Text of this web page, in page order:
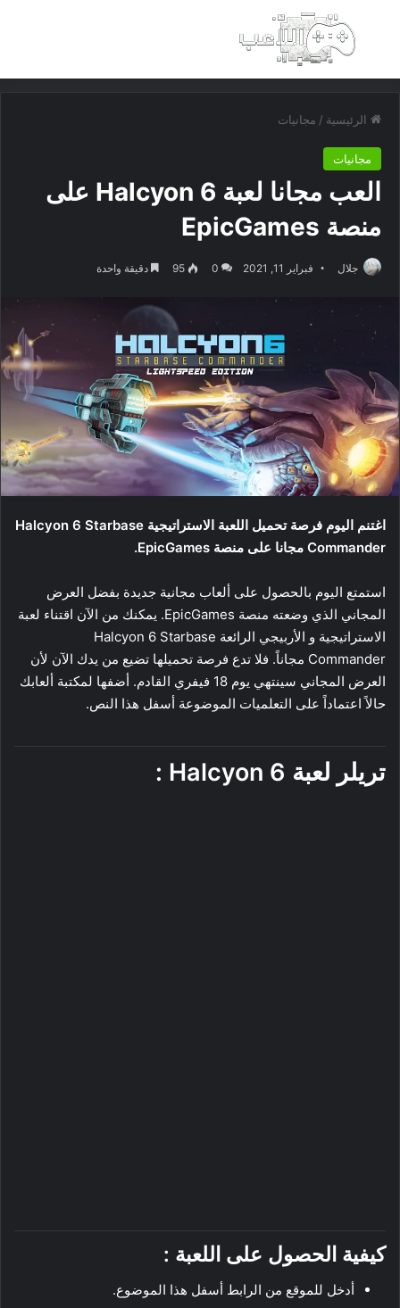
بحث عن
الرئيسية / مجانيات
مجانيات
العب مجانا لعبة Halcyon 6 على
منصة EpicGames
جلال فبراير 11, 2021 0
95 دقيقة واحدة
اغتنم اليوم فرصة تحميل اللعبة الاستراتيجية Halcyon 6 Starbase
Commander مجانا على منصة EpicGames.
استمتع اليوم بالحصول على ألعاب مجانية جديدة بفضل العرض
المجاني الذي وضعته منصة EpicGames. يمكنك من الآن اقتناء لعبة
الاستراتيجية و الأربيجي الرائعة Halcyon 6 Starbase
Commander مجاناً. فلا تدع فرصة تحميلها تضيع من يدك الآن لأن
العرض المجاني سينتهي يوم 18 فيفري القادم. أضفها لمكتبة ألعابك
حالاً اعتماداً على التعلميات الموضوعة أسفل هذا النص.
تريلر لعبة Halcyon 6
:
كيفية الحصول على اللعبة :
أدخل للموقع من الرابط أسفل هذا الموضوع.